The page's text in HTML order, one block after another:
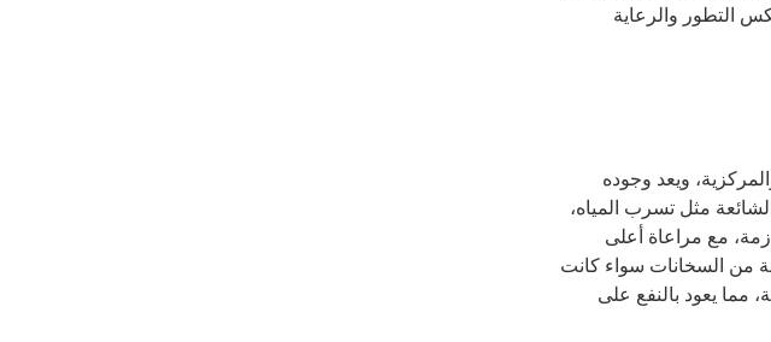
التطور والرعاية
ويعد وجوده
مثل تسرب المياه،
مع مراعاة أعلى
من السخانات سواء كانت
مما يعود بالنفع على